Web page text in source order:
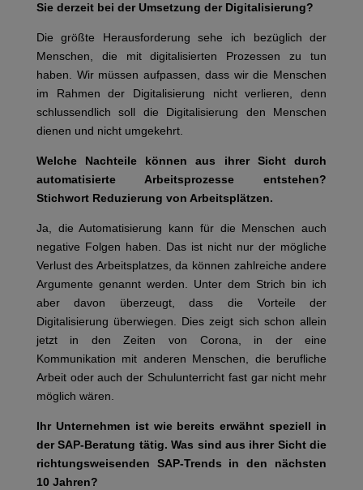
Sie derzeit bei der Umsetzung der Digitalisierung?
Die größte Herausforderung sehe ich bezüglich der
Menschen, die mit digitalisierten Prozessen zu tun
haben. Wir müssen aufpassen, dass wir die Menschen
im Rahmen der Digitalisierung nicht verlieren, denn
schlussendlich soll die Digitalisierung den Menschen
dienen und nicht umgekehrt.
Welche Nachteile können aus ihrer Sicht durch
automatisierte Arbeitsprozesse entstehen?
Stichwort Reduzierung von Arbeitsplätzen.
Ja, die Automatisierung kann für die Menschen auch
negative Folgen haben. Das ist nicht nur der mögliche
Verlust des Arbeitsplatzes, da können zahlreiche andere
Argumente genannt werden. Unter dem Strich bin ich
aber davon überzeugt, dass die Vorteile der
Digitalisierung überwiegen. Dies zeigt sich schon allein
jetzt in den Zeiten von Corona, in der eine
Kommunikation mit anderen Menschen, die berufliche
Arbeit oder auch der Schulunterricht fast gar nicht mehr
möglich wären.
Ihr Unternehmen ist wie bereits erwähnt speziell in
der SAP-Beratung tätig.Was sind aus ihrer Sicht die
richtungsweisenden SAP-Trends in den nächsten
10 Jahren?